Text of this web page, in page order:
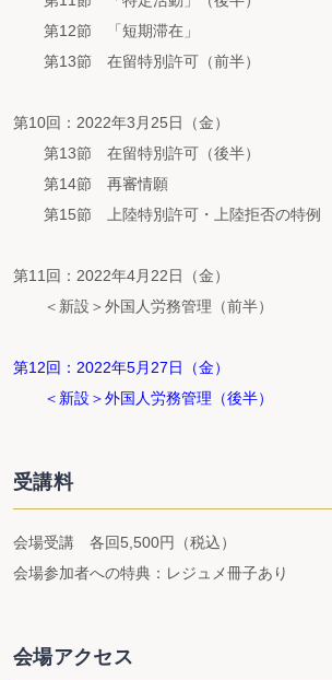
第12節 「短期滞在」
第13節 在留特別許可（前半）
第10回：2022年3月25日（金）
第13節 在留特別許可（後半）
第14節 再審情願
第15節 上陸特別許可・上陸拒否の特例
第11回：2022年4月22日（金）
＜新設＞外国人労務管理（前半）
第12回：2022年5月27日（金）
＜新設＞外国人労務管理（後半）
受講料
会場受講 各回5,500円（税込）
会場参加者への特典：レジュメ冊子あり
会場アクセス